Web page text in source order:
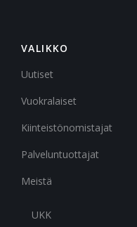
VALIKKO
Uutiset
Vuokralaiset
Kiinteistönomistajat
Palveluntuottajat
Meistä
UKK